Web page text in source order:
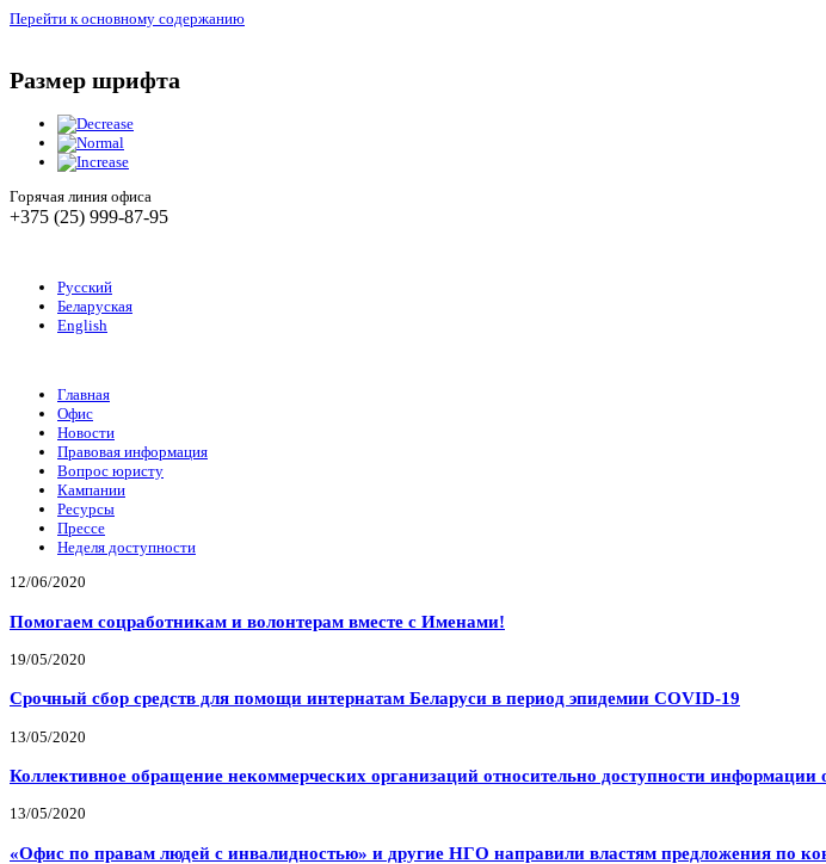
Перейти к основному содержанию
Размер шрифта
Горячая линия офиса
+375 (25) 999-87-95
Русский
Беларуская
English
Главная
Офис
Новости
Правовая информация
Вопрос юристу
Кампании
Ресурсы
Прессе
Неделя доступности
12/06/2020
Помогаем соцработникам и волонтерам вместе с Именами!
19/05/2020
Срочный сбор средств для помощи интернатам Беларуси в период эпидемии COVID-19
13/05/2020
Коллективное обращение некоммерческих организаций относительно доступности
13/05/2020
«Офис по правам людей с инвалидностью» и другие НГО направили властям предложения по